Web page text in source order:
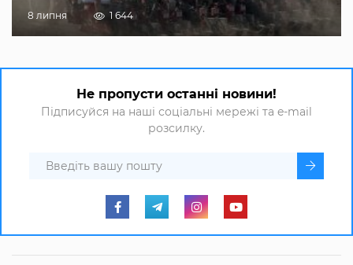
8 липня 1 644
Не пропусти останні новини!
Підписуйся на наші соціальні мережі та e-mail
розсилку.